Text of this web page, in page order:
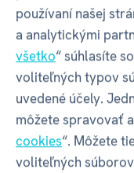
Odvtedy sa okolo
celosvetová
generácie
a výstavba s
hry, rozšírení a
hernú zábavu aj
počítačové hry a
používaní našej
a analytickými
všetko“ súhlasíte
voliteľných typov
uvedené účely.
môžete spravovať
cookies“. Môžete
voliteľných